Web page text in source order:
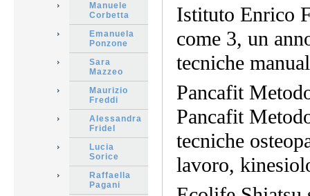
Manuele
Corbetta
Emanuela
Ponzone
Sara
Mazzeo
Maurizio
Freddi
Alessandra
Fridel
Lucia
Sorice
Raffaella
Pagani
Istituto Enrico
come 3, un
tecniche
Pancafit
Pancafit
tecniche
lavoro,